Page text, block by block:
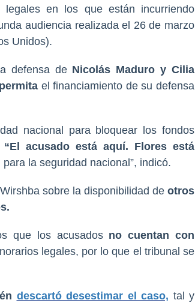
en los que están incurriendo
audiencia realizada el 26 de marzo
Unidos).
defensa de Nicolás Maduro y Cilia
el financiamiento de su defensa
nacional para bloquear los fondos
“El acusado está aquí. Flores está
la seguridad nacional”, indicó.
sobre la disponibilidad de otros
que los acusados no cuentan con
legales, por lo que el tribunal se
descartó desestimar el caso, tal y